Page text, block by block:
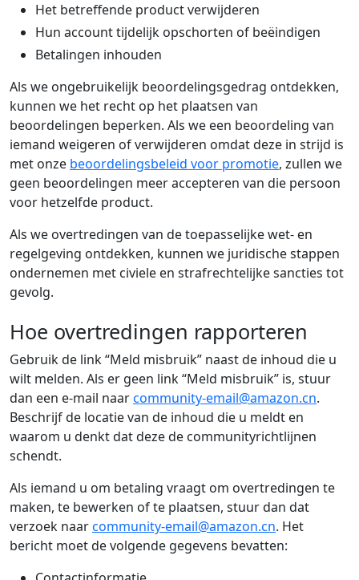
Het betreffende product verwijderen
Hun account tijdelijk opschorten of beëindigen
Betalingen inhouden
Als we ongebruikelijk beoordelingsgedrag ontdekken,
kunnen we het recht op het plaatsen van
beoordelingen beperken. Als we een beoordeling van
iemand weigeren of verwijderen omdat deze in strijd is
met onze beoordelingsbeleid voor promotie, zullen we
geen beoordelingen meer accepteren van die persoon
voor hetzelfde product.
Als we overtredingen van de toepasselijke wet- en
regelgeving ontdekken, kunnen we juridische stappen
ondernemen met civiele en strafrechtelijke sancties tot
gevolg.
Hoe overtredingen rapporteren
Gebruik de link “Meld misbruik” naast de inhoud die u
wilt melden. Als er geen link “Meld misbruik” is, stuur
dan een e-mail naarcommunity-email@amazon.cn.
Beschrijf de locatie van de inhoud die u meldt en
waarom u denkt dat deze de communityrichtlijnen
schendt.
Als iemand u om betaling vraagt om overtredingen te
maken, te bewerken of te plaatsen, stuur dan dat
verzoek naarcommunity-email@amazon.cn. Het
bericht moet de volgende gegevens bevatten: